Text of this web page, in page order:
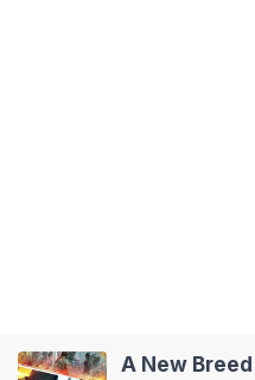
A New